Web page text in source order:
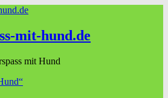
mit-hund.de
mit Hund